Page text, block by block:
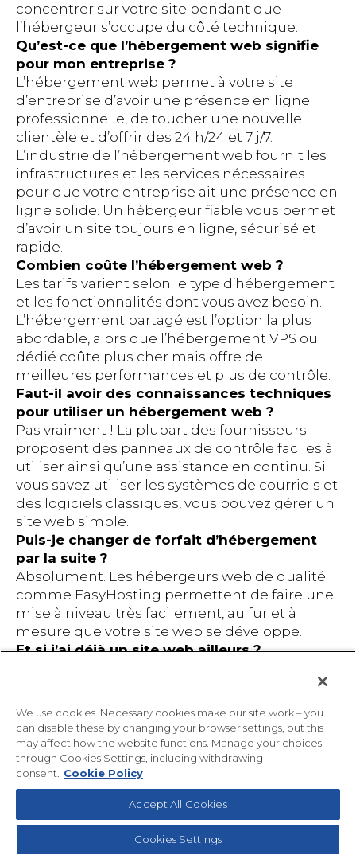
concentrer sur votre site pendant que
l’hébergeur s’occupe du côté technique.
Qu’est-ce que l’hébergement web signifie
pour mon entreprise ?
L’hébergement web permet à votre site
d’entreprise d’avoir une présence en ligne
professionnelle, de toucher une nouvelle
clientèle et d’offrir des 24 h/24 et 7 j/7.
L’industrie de l’hébergement web fournit les
infrastructures et les services nécessaires
pour que votre entreprise ait une présence en
ligne solide. Un hébergeur fiable vous permet
d’avoir un site toujours en ligne, sécurisé et
rapide.
Combien coûte l’hébergement web ?
Les tarifs varient selon le type d’hébergement
et les fonctionnalités dont vous avez besoin.
L’hébergement partagé est l’option la plus
abordable, alors que l’hébergement VPS ou
dédié coûte plus cher mais offre de
meilleures performances et plus de contrôle.
Faut-il avoir des connaissances techniques
pour utiliser un hébergement web ?
Pas vraiment ! La plupart des fournisseurs
proposent des panneaux de contrôle faciles à
utiliser ainsi qu’une assistance en continu. Si
vous savez utiliser les systèmes de courriels et
des logiciels classiques, vous pouvez gérer un
site web simple.
Puis-je changer de forfait d’hébergement
par la suite ?
Absolument. Les hébergeurs web de qualité
comme EasyHosting permettent de faire une
mise à niveau très facilement, au fur et à
mesure que votre site web se développe.
Et si j’ai déjà un site web ailleurs ?
aider à déplacer votre site sans qu’il reste
indisponible trop longtemps.
Comment protéger son site web ?
Optez pour un hébergeur qui propose des
certificats SSL, des pare-feux et des
sauvegardes fréquentes. Utilisez
systématiquement des mots de passe solides
et mettez vos logiciels à jour.
We use cookies. Necessary cookies make our site work – you
can disable these by changing your browser settings, but this
may affect how the website functions. Manage your choices
through Cookies Settings, including withdrawing
consent.
Cookie Policy
Accept All Cookies
Cookies Settings